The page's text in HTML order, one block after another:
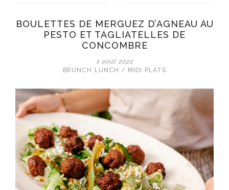
BOULETTES DE MERGUEZ D’AGNEAU AU
PESTO ET TAGLIATELLES DE
CONCOMBRE
1 août 2022
BRUNCH
LUNCH / MIDI PLATS